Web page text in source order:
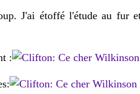
J'ai étoffé l'étude au fur
: